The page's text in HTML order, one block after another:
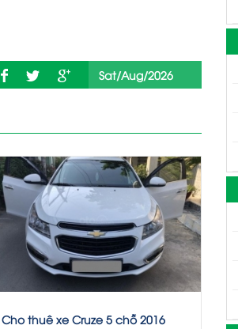
Sat/Aug/2026
Cho thuê xe Cruze 5 chỗ 2016